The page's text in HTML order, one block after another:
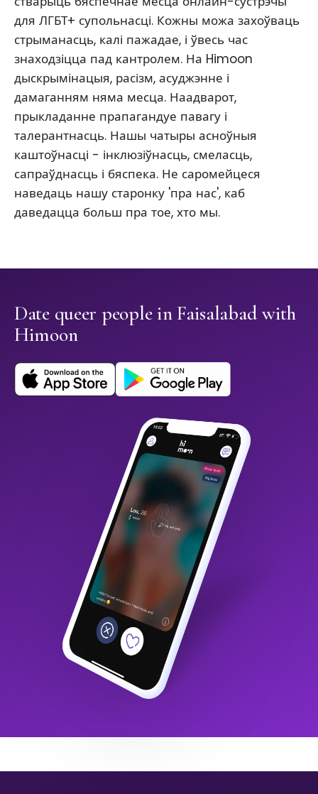
для ЛГБТ+ супольнасці. Кожны можа захоўваць
стрыманасць, калі пажадае, і ўвесь час
знаходзіцца пад кантролем. На Himoon
дыскрымінацыя, расізм, асуджэнне і
дамаганням няма месца. Наадварот,
прыкладанне прапагандуе павагу і
талерантнасць. Нашы чатыры асноўныя
каштоўнасці - інклюзіўнасць, смеласць,
сапраўднасць і бяспека. Не саромейцеся
наведаць нашу старонку 'пра нас', каб
даведацца больш пра тое, хто мы.
Date queer people in Faisalabad with
Himoon